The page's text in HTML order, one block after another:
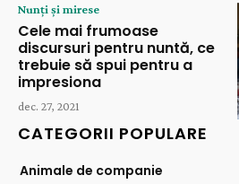
Nunți și mirese
Cele mai frumoase
discursuri pentru nuntă, ce
trebuie să spui pentru a
impresiona
dec. 27, 2021
CATEGORII POPULARE
Animale de companie